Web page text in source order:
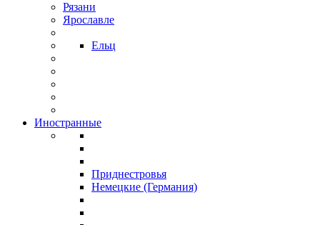
Рязани
Ярославле
Ельц
Иностранные
Приднестровья
Немецкие (Германия)